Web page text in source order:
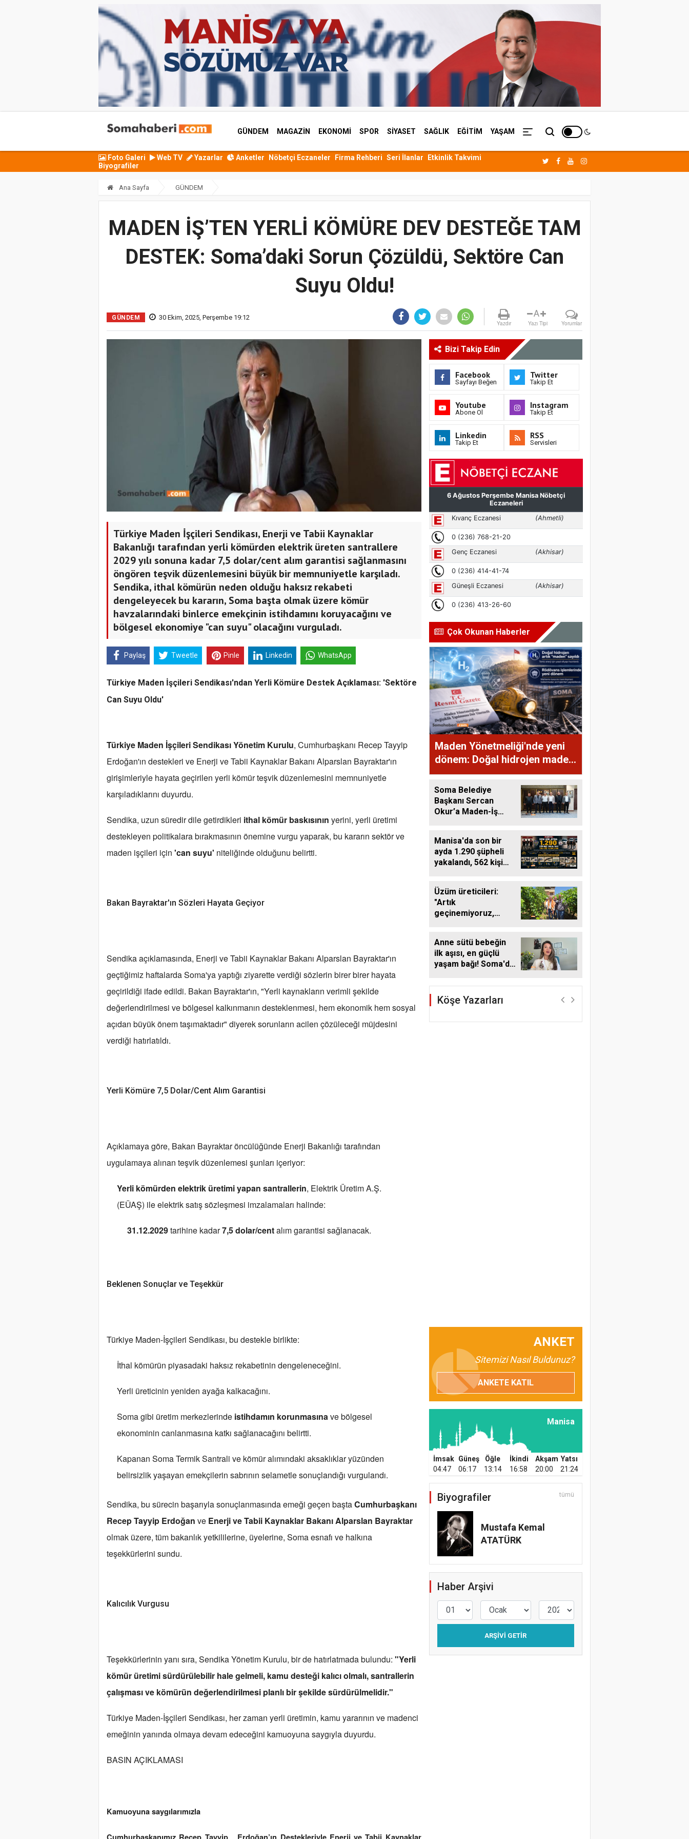
GÜNDEM MAGAZİN EKONOMİ SPOR SİYASET SAĞLIK EĞİTİM YAŞAM
Foto Galeri Web TV Yazarlar Anketler Nöbetçi Eczaneler Firma Rehberi Seri İlanlar
Etkinlik Takvimi
Biyografiler
Ana Sayfa GÜNDEM
MADEN İŞ’TEN YERLİ KÖMÜRE DEV DESTEĞE TAM
DESTEK: Soma’daki Sorun Çözüldü, Sektöre Can
Suyu Oldu!
GÜNDEM 30 Ekim, 2025, Perşembe 19:12
Yazdır
A
Yazı Tipi Yorumlar
Türkiye Maden İşçileri Sendikası, Enerji ve Tabii Kaynaklar
Bakanlığı tarafından yerli kömürden elektrik üreten santrallere
2029 yılı sonuna kadar 7,5 dolar/cent alım garantisi sağlanmasını
öngören teşvik düzenlemesini büyük bir memnuniyetle karşıladı.
Sendika, ithal kömürün neden olduğu haksız rekabeti
dengeleyecek bu kararın, Soma başta olmak üzere kömür
havzalarındaki binlerce emekçinin istihdamını koruyacağını ve
bölgesel ekonomiye "can suyu" olacağını vurguladı.
Paylaş Tweetle Pinle Linkedin WhatsApp
Türkiye Maden İşçileri Sendikası'ndan Yerli Kömüre Destek Açıklaması: 'Sektöre
Can Suyu Oldu'
Türkiye Maden İşçileri Sendikası Yönetim Kurulu, Cumhurbaşkanı Recep Tayyip
Erdoğan'ın destekleri ve Enerji ve Tabii Kaynaklar Bakanı Alparslan Bayraktar'ın
girişimleriyle hayata geçirilen yerli kömür teşvik düzenlemesini memnuniyetle
karşıladıklarını duyurdu.
Sendika, uzun süredir dile getirdikleri ithal kömür baskısının yerini, yerli üretimi
destekleyen politikalara bırakmasının önemine vurgu yaparak, bu kararın sektör ve
maden işçileri için 'can suyu' niteliğinde olduğunu belirtti.
Bakan Bayraktar'ın Sözleri Hayata Geçiyor
Sendika açıklamasında, Enerji ve Tabii Kaynaklar Bakanı Alparslan Bayraktar'ın
geçtiğimiz haftalarda Soma'ya yaptığı ziyarette verdiği sözlerin birer birer hayata
geçirildiği ifade edildi. Bakan Bayraktar'ın, "Yerli kaynakların verimli şekilde
değerlendirilmesi ve bölgesel kalkınmanın desteklenmesi, hem ekonomik hem sosyal
açıdan büyük önem taşımaktadır" diyerek sorunların acilen çözüleceği müjdesini
verdiği hatırlatıldı.
Yerli Kömüre 7,5 Dolar/Cent Alım Garantisi
Açıklamaya göre, Bakan Bayraktar öncülüğünde Enerji Bakanlığı tarafından
uygulamaya alınan teşvik düzenlemesi şunları içeriyor:
Yerli kömürden elektrik üretimi yapan santrallerin, Elektrik Üretim A.Ş.
(EÜAŞ) ile elektrik satış sözleşmesi imzalamaları halinde:
31.12.2029tarihine kadar7,5 dolar/centalım garantisi sağlanacak.
Beklenen Sonuçlar ve Teşekkür
Türkiye Maden-İşçileri Sendikası, bu destekle birlikte:
İthal kömürün piyasadaki haksız rekabetinin dengeleneceğini.
Yerli üreticinin yeniden ayağa kalkacağını.
Soma gibi üretim merkezlerinde istihdamın korunmasınave bölgesel
ekonominin canlanmasına katkı sağlanacağını belirtti.
Kapanan Soma Termik Santrali ve kömür alımındaki aksaklıklar yüzünden
belirsizlik yaşayan emekçilerin sabrının selametle sonuçlandığı vurgulandı.
Sendika, bu sürecin başarıyla sonuçlanmasında emeği geçen baştaCumhurbaşkanı
Recep Tayyip Erdoğan ve Enerji ve Tabii Kaynaklar Bakanı Alparslan Bayraktar
olmak üzere, tüm bakanlık yetkililerine, üyelerine, Soma esnafı ve halkına
teşekkürlerini sundu.
Kalıcılık Vurgusu
Teşekkürlerinin yanı sıra, Sendika Yönetim Kurulu, bir de hatırlatmada bulundu: "Yerli
kömür üretimi sürdürülebilir hale gelmeli, kamu desteği kalıcı olmalı, santrallerin
çalışması ve kömürün değerlendirilmesi planlı bir şekilde sürdürülmelidir."
Türkiye Maden-İşçileri Sendikası, her zaman yerli üretimin, kamu yararının ve madenci
emeğinin yanında olmaya devam edeceğini kamuoyuna saygıyla duyurdu.
BASIN AÇIKLAMASI
Kamuoyuna saygılarımızla
Bizi Takip Edin
Facebook
Sayfayı Beğen
Twitter
Takip Et
Youtube
Abone Ol
Instagram
Takip Et
Linkedin
Takip Et
RSS
Servisleri
Çok Okunan Haberler
Maden Yönetmeliği'nde yeni
dönem: Doğal hidrojen maden
kapsamına alındı, rödövans
işlemleri hızlanacak
Soma Belediye
Başkanı Sercan
Okur’a Maden-İş
Manisa'da son bir
ayda 1.290 şüpheli
yakalandı, 562 kişi
Üzüm üreticileri:
"Artık
geçinemiyoruz,
Anne sütü bebeğin
ilk aşısı, en güçlü
yaşam bağı! Soma'da
Haftası farkındalığı
Köşe Yazarları
ANKET
Sitemizi Nasıl Buldunuz?
ANKETE KATIL
Manisa
İmsak Güneş Öğle İkindi Akşam Yatsı
04:47
06:17 13:14 16:58 20:00 21:24
Biyografiler tümü
Mustafa Kemal
ATATÜRK
Haber Arşivi
ARŞIVI GETIR